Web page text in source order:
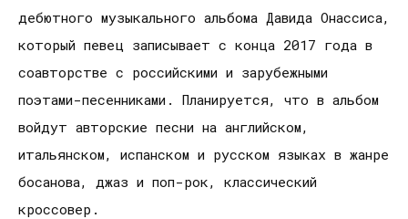
дебютного музыкального альбома Давида Онассиса,
который певец записывает с конца 2017 года в
соавторстве с российскими и зарубежными
поэтами-песенниками. Планируется, что в альбом
войдут авторские песни на английском,
итальянском, испанском и русском языках в жанре
босанова, джаз и поп-рок, классический
кроссовер.